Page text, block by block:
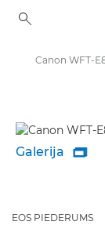
Galerija 
EOS PIEDERUMS